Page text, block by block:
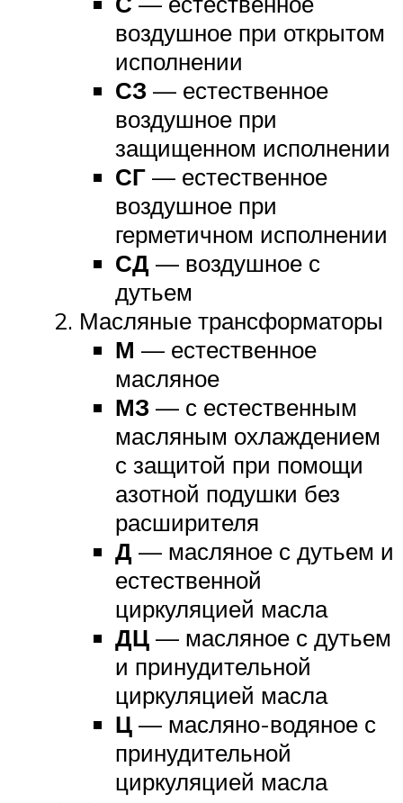
воздушное при открытом
исполнении
СЗ — естественное
воздушное при
защищенном исполнении
СГ — естественное
воздушное при
герметичном исполнении
СД — воздушное с
дутьем
Масляные трансформаторы
М — естественное
масляное
МЗ — с естественным
масляным охлаждением
с защитой при помощи
азотной подушки без
расширителя
Д — масляное с дутьем и
естественной
циркуляцией масла
ДЦ — масляное с дутьем
и принудительной
циркуляцией масла
Ц — масляно-водяное с
принудительной
циркуляцией масла